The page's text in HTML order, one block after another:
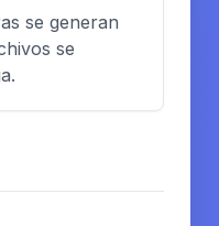
se generan
se